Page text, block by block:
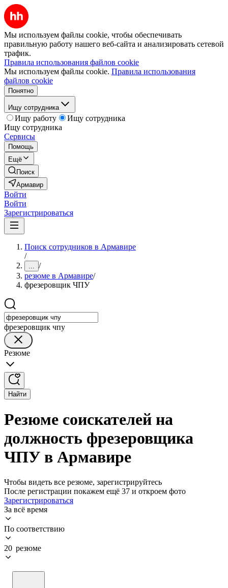
Мы используем файлы cookie, чтобы обеспечивать
правильную работу нашего веб-сайта и анализировать сетевой
трафик.
Правила использования файлов cookie
Мы используем файлы cookie. Правила использования
файлов cookie
Понятно
Ищу сотрудника
Ищу работу
Ищу сотрудника
Ищу сотрудника
Сервисы
Помощь
Ещё
Поиск
Армавир
Войти
Войти
Зарегистрироваться
Поиск сотрудников в Армавире
/
... /
резюме в Армавире/
фрезеровщик ЧПУ
фрезеровщик чпу
Резюме
Найти
Резюме соискателей на
должность фрезеровщика
ЧПУ в Армавире
Чтобы видеть все резюме, зарегистрируйтесь
После регистрации покажем ещё 37 и откроем фото
Зарегистрироваться
За всё время
По соответствию
20 резюме